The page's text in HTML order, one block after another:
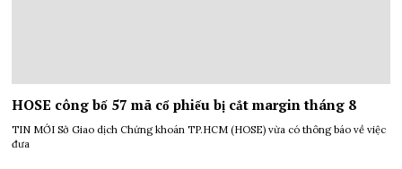
HOSE công bố 57 mã cổ phiếu bị cắt margin tháng 8
TIN MỚI Sở Giao dịch Chứng khoán TP.HCM (HOSE) vừa có thông báo về việc
đưa